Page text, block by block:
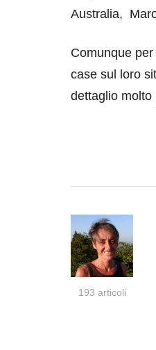
Australia,
Comunque
case sul loro
dettaglio molto
il Louvre in
di 4 ore
193 articoli